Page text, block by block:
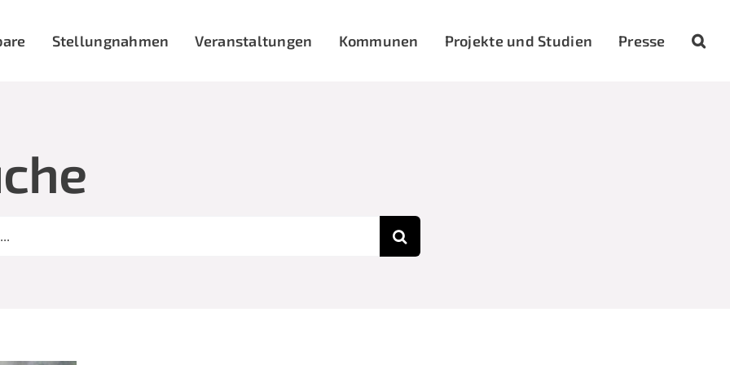
Stellungnahmen Veranstaltungen Kommunen Projekte und Studien Presse